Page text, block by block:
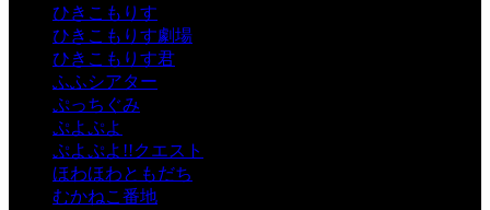
ひきこもりす
ひきこもりす劇場
ひきこもりす君
ふふシアター
ぷっちぐみ
ぷよぷよ
ぷよぷよ!!クエスト
ほわほわともだち
むかねこ番地